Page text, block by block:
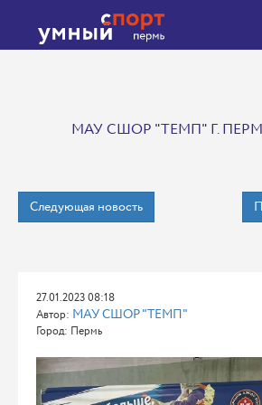
МАУ СШОР "ТЕМП" Г.
Следующая новость
27.01.2023 08:18
Автор: МАУ СШОР "ТЕМП"
Город: Пермь